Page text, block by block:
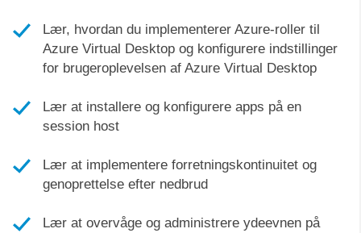
Lær, hvordan du implementerer Azure-roller til
Azure Virtual Desktop og konfigurere indstillinger
for brugeroplevelsen af Azure Virtual Desktop
Lær at installere og konfigurere apps på en
session host
Lær at implementere forretningskontinuitet og
genoprettelse efter nedbrud
Lær at overvåge og administrere ydeevnen på